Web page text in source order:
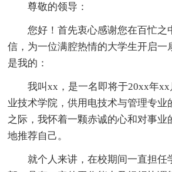
尊敬的领导：
您好！首先衷心感谢您在百忙之
信，为一位满腔热情的大学生开启一
是我的：
我叫xx，是一名即将于20xx年
业技术学院，供用电技术与管理专业
之际，我怀着一颗赤诚的心和对事业
地推荐自己。
就个人来讲，在校期间一直担任